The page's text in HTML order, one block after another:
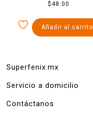
Pops 210 g
$48.00
Añadir al carrito
Superfenix.mx
Servicio a domicilio
Contáctanos